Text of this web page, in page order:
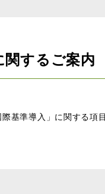
するご案内
基準導入」に関する項